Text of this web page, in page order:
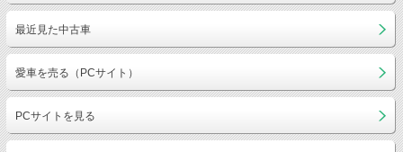
最近見た中古車
愛車を売る（PCサイト）
PCサイトを見る